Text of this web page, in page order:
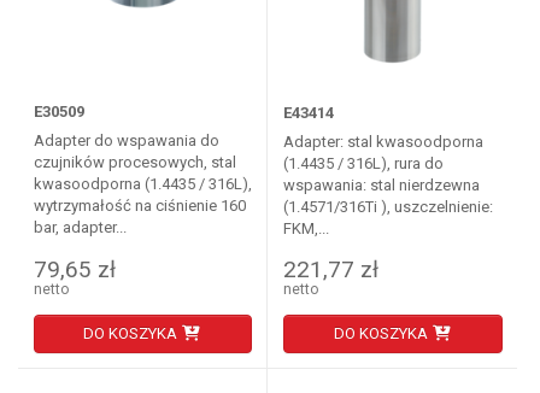
E30509
Adapter do wspawania do
czujników procesowych, stal
kwasoodporna (1.4435 / 316L),
wytrzymałość na ciśnienie 160
bar, adapter...
79,65 zł
netto
DO KOSZYKA
E43414
Adapter: stal kwasoodporna
(1.4435 / 316L), rura do
wspawania: stal nierdzewna
(1.4571/316Ti ), uszczelnienie:
FKM,...
221,77 zł
netto
DO KOSZYKA